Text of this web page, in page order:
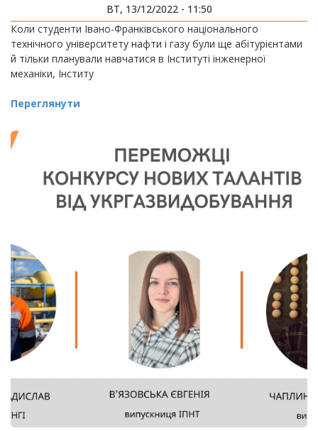
ВТ, 13/12/2022 - 11:50
Коли студенти Івано-Франківського національного
технічного університету нафти і газу були ще абітурієнтами
й тільки планували навчатися в Інституті інженерної
механіки, Інститу
Переглянути